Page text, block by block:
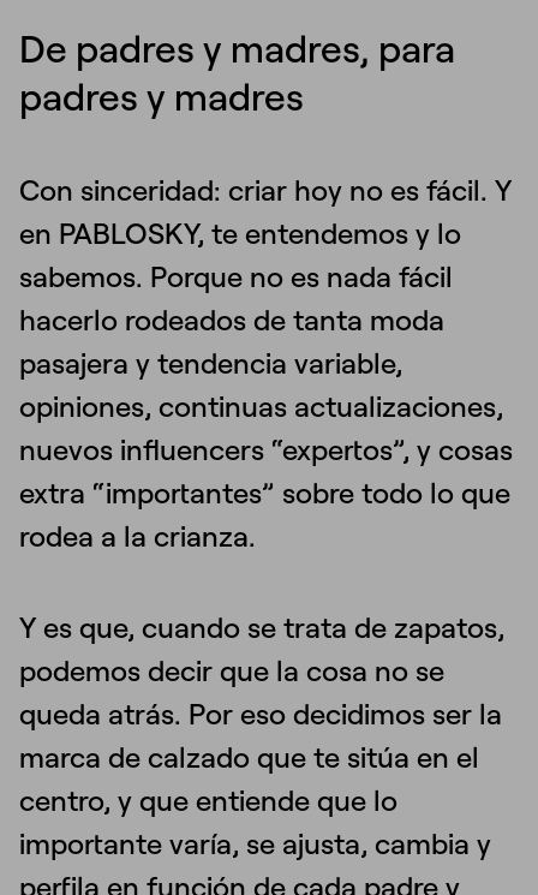
De padres y madres, para
padres y madres
Con sinceridad: criar hoy no es fácil. Y
en PABLOSKY, te entendemos y lo
sabemos. Porque no es nada fácil
hacerlo rodeados de tanta moda
pasajera y tendencia variable,
opiniones, continuas actualizaciones,
nuevos influencers “expertos”, y cosas
extra “importantes” sobre todo lo que
rodea a la crianza.
Y es que, cuando se trata de zapatos,
podemos decir que la cosa no se
queda atrás. Por eso decidimos ser la
marca de calzado que te sitúa en el
centro, y que entiende que lo
importante varía, se ajusta, cambia y
perfila en función de cada padre y